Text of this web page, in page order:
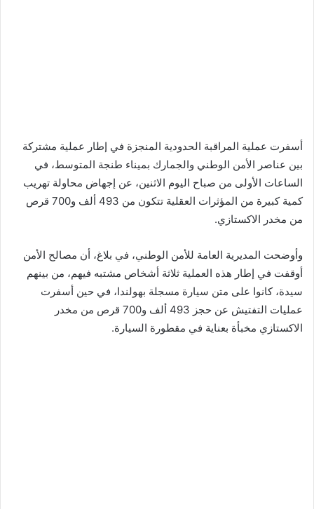
أسفرت عملية المراقبة الحدودية المنجزة في إطار عملية مشتركة
بين عناصر الأمن الوطني والجمارك بميناء طنجة المتوسط، في
الساعات الأولى من صباح اليوم الاثنين، عن إجهاض محاولة تهريب
كمية كبيرة من المؤثرات العقلية تتكون من 493 ألف و700 قرص
من مخدر الاكستازي.
وأوضحت المديرية العامة للأمن الوطني، في بلاغ، أن مصالح الأمن
أوقفت في إطار هذه العملية ثلاثة أشخاص مشتبه فيهم، من بينهم
سيدة، كانوا على متن سيارة مسجلة بهولندا، في حين أسفرت
عمليات التفتيش عن حجز 493 ألف و700 قرص من مخدر
الاكستازي مخبأة بعناية في مقطورة السيارة.